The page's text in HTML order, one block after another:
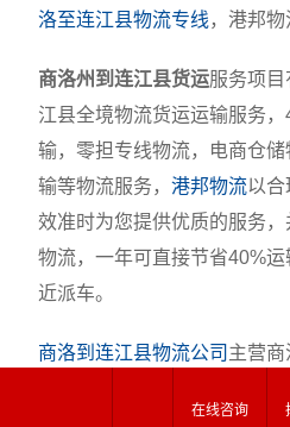
洛至连江县物流专线 ，港邦物
商洛州到连江县货运服务项
江县全境物流货运运输服务
输，零担专线物流，电商仓
输等物流服务，港邦物流以
效准时为您提供优质的服务
物流，一年可直接节省40%
近派车。
商洛到连江县物流公司 主营商
在线咨询